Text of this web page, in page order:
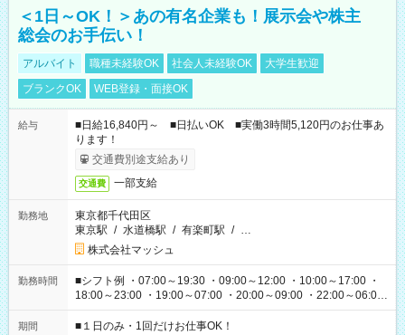
＜1日～OK！＞あの有名企業も！展示会や株主
総会のお手伝い！
アルバイト 職種未経験OK 社会人未経験OK
大学生歓迎
ブランクOK
WEB登録・面接OK
給与
■日給16,840円～ ■日払いOK ■実働3時間5,120円のお仕事あ
ります！
交通費別途支給あり
交通費 一部支給
勤務地
東京都千代田区
東京駅 / 水道橋駅 / 有楽町駅 / …
株式会社マッシュ
勤務時間
■シフト例 ・07:00～19:30 ・09:00～12:00 ・10:00～17:00 ・
18:00～23:00 ・19:00～07:00 ・20:00～09:00 ・22:00～06:00
etc ★最短で3時間で5,120円のお仕事から 15時間で2万円近く稼
げるお仕事も！ ご希望のお時間に合わせてご紹介！ ※シフトは
期間 ■１日のみ・1回だけお仕事OK！